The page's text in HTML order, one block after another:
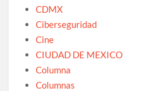
CDMX
Ciberseguridad
Cine
CIUDAD DE MEXICO
Columna
Columnas